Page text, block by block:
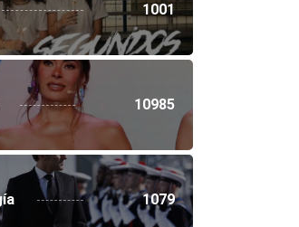
1001
10985
1079